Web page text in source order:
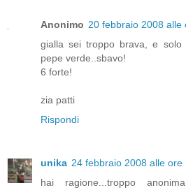
Anonimo 20 febbraio 2008 alle
gialla sei troppo brava, e
pepe verde..sbavo!
6 forte!
zia patti
Rispondi
unika 24 febbraio 2008 alle ore
hai ragione...troppo